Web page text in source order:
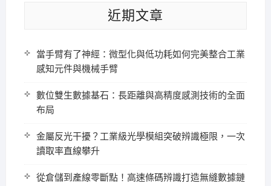
近期文章
當手臂有了神經：微型化與低功耗如何完美整合工業
感知元件與機械手臂
數位雙生數據基石：長距離與高精度感測技術的全面
布局
金屬反光干擾？工業級光學模組突破辨識極限，一次
讀取率直線攀升
從倉儲到產線零斷點！高速條碼辨識打造無縫數據鏈